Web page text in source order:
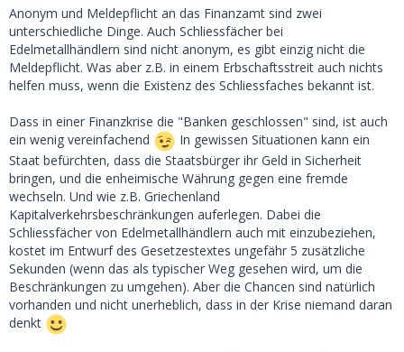
unabhängiges, wie sie beispielsweise große Goldhändler
anbieten. Die Schließfachgebühr kann teilweise auch bar
bezahlt werden. Gehört das Schließfach nicht einer Bank,
besteht auch keine Meldepflicht an das Finanzamt. Tipps
per PN.
Bei einer Finanzkrise (siehe Griechenland) sind die Banken
geschlossen. Dann kommt man auch nicht an sein Geld im
Schließfach.
Anonym und Meldepflicht an das Finanzamt sind zwei
unterschiedliche Dinge. Auch Schliessfächer bei
Edelmetallhändlern sind nicht anonym, es gibt einzig nicht die
Meldepflicht. Was aber z.B. in einem Erbschaftsstreit auch nichts
helfen muss, wenn die Existenz des Schliessfaches bekannt ist.
Dass in einer Finanzkrise die "Banken geschlossen" sind, ist auch
ein wenig vereinfachend
In gewissen Situationen kann ein
Staat befürchten, dass die Staatsbürger ihr Geld in Sicherheit
bringen, und die enheimische Währung gegen eine fremde
wechseln. Und wie z.B. Griechenland
Kapitalverkehrsbeschränkungen auferlegen. Dabei die
Schliessfächer von Edelmetallhändlern auch mit einzubeziehen,
kostet im Entwurf des Gesetzestextes ungefähr 5 zusätzliche
Sekunden (wenn das als typischer Weg gesehen wird, um die
Beschränkungen zu umgehen). Aber die Chancen sind natürlich
vorhanden und nicht unerheblich, dass in der Krise niemand daran
denkt